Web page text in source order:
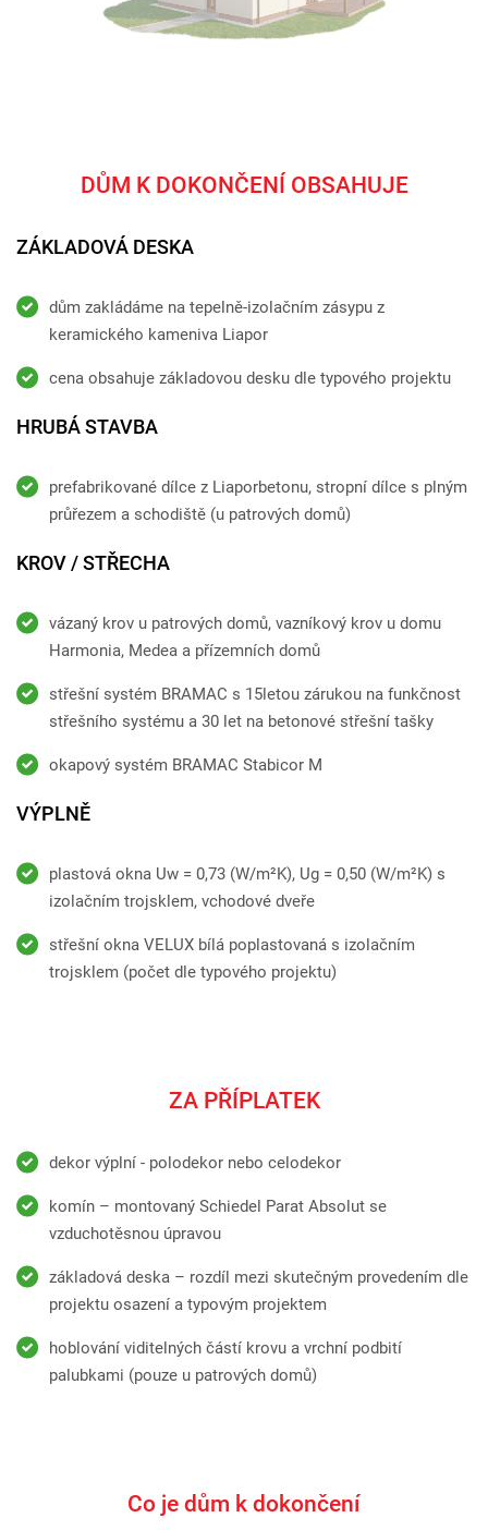
DŮM K DOKONČENÍ OBSAHUJE
ZÁKLADOVÁ DESKA
dům zakládáme na tepelně-izolačním zásypu z
keramického kameniva Liapor
cena obsahuje základovou desku dle typového projektu
HRUBÁ STAVBA
prefabrikované dílce z Liaporbetonu, stropní dílce s plným
průřezem a schodiště (u patrových domů)
KROV / STŘECHA
vázaný krov u patrových domů, vazníkový krov u domu
Harmonia, Medea a přízemních domů
střešní systém BRAMAC s 15letou zárukou na funkčnost
střešního systému a 30 let na betonové střešní tašky
okapový systém BRAMAC Stabicor M
VÝPLNĚ
plastová okna Uw = 0,73 (W/m²K), Ug = 0,50 (W/m²K) s
izolačním trojsklem, vchodové dveře
střešní okna VELUX bílá poplastovaná s izolačním
trojsklem (počet dle typového projektu)
ZA PŘÍPLATEK
dekor výplní - polodekor nebo celodekor
komín – montovaný Schiedel Parat Absolut se
vzduchotěsnou úpravou
základová deska – rozdíl mezi skutečným provedením dle
projektu osazení a typovým projektem
hoblování viditelných částí krovu a vrchní podbití
palubkami (pouze u patrových domů)
Co je dům k dokončení